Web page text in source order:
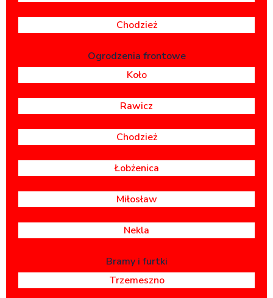
Chodzież
Ogrodzenia frontowe
Koło
Rawicz
Chodzież
Łobżenica
Miłosław
Nekla
Bramy i furtki
Trzemeszno